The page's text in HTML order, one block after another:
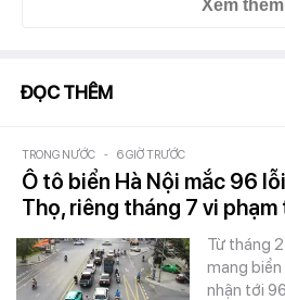
Xem thêm
ĐỌC THÊM
TRONG NƯỚC - 6 GIỜ TRƯỚC
Ô tô biển Hà Nội mắc 96
Thọ, riêng tháng 7 vi
Từ tháng
mang biển
nhận tới